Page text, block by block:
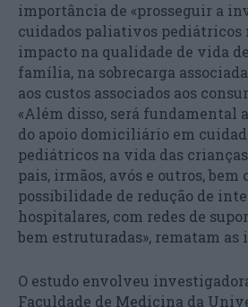
importância de «prosseguir a
cuidados paliativos pediátricos
impacto na qualidade de vida
família, na sobrecarga
aos custos associados aos
«Além disso, será fundamental
do apoio domiciliário em
pediátricos na vida das
pais, irmãos, avós e outros, bem
possibilidade de redução de
hospitalares, com redes de
bem estruturadas», rematam as
O estudo envolveu
Faculdade de Medicina da